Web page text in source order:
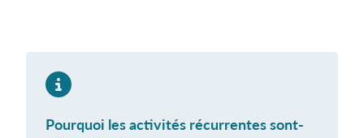
Français
Pourquoi les activités récurrentes sont-